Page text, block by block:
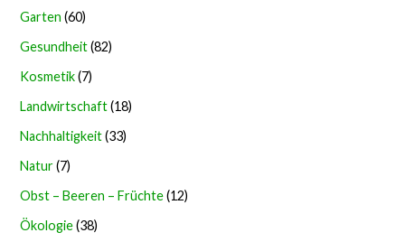
Garten (60)
Gesundheit(82)
Kosmetik(7)
Landwirtschaft(18)
Nachhaltigkeit(33)
Natur(7)
Obst – Beeren – Früchte(12)
Ökologie(38)